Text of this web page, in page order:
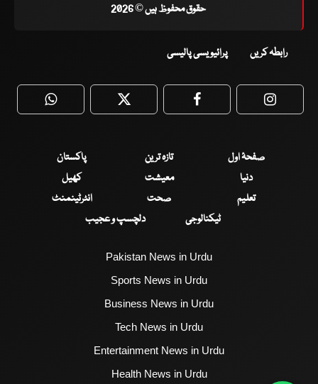
حقوق محفوظ ہیں © 2026
رابطہ کریں پرائیویسی پالیسی
WhatsApp Twitter Facebook
صفحۂ اول تازہ ترین
پاکستان
دنیا
معیشت
کھیل
تعلیم
صحت
انٹرٹینمنٹ
ٹیکنالوجی
دلچسپ و عجیب
Pakistan News in Urdu
Sports News in Urdu
Business News in Urdu
Tech News in Urdu
Entertainment News in Urdu
Health News in Urdu